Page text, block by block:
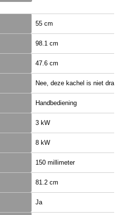
55 cm
98.1 cm
47.6 cm
Nee, deze kachel is niet
Handbediening
3 kW
8 kW
150 millimeter
81.2 cm
Ja